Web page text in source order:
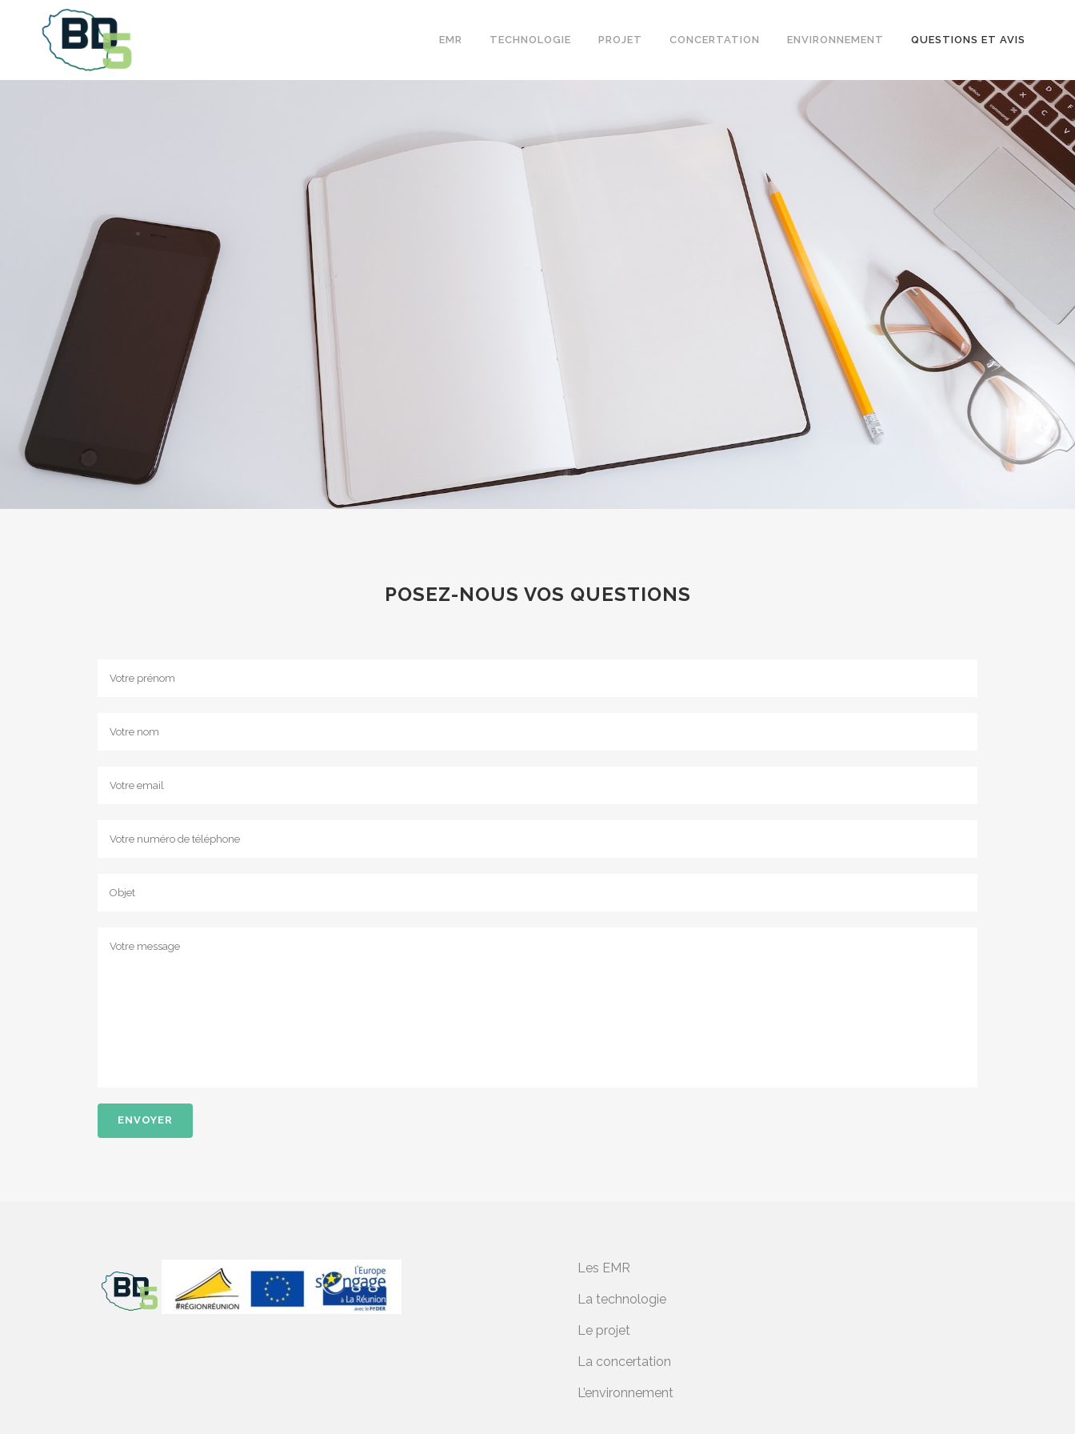
EMR TECHNOLOGIE PROJET CONCERTATION ENVIRONNEMENT QUESTIONS ET AVIS
POSEZ-NOUS VOS QUESTIONS
Les EMR
La technologie
Le projet
La concertation
L’environnement